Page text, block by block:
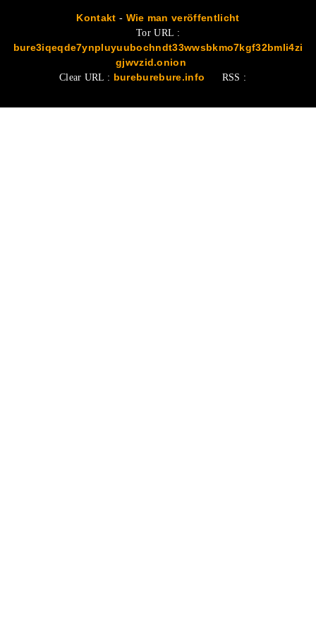
Kontakt - Wie man veröffentlicht
Tor URL :
bure3iqeqde7ynpluyuubochndt33wwsbkmo7kgf32bmli4zi
gjwvzid.onion
Clear URL : bureburebure.info RSS :